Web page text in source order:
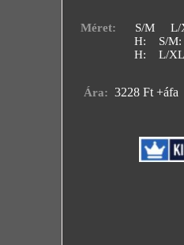
Méret:
S/M
H: S/M:
H: L/XL
Ára: 3228 Ft +áfa